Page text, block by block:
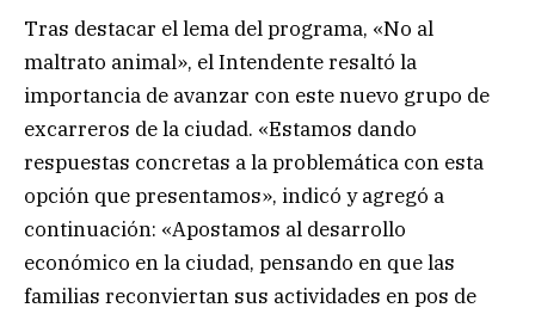
Tras destacar el lema del programa, «No al
maltrato animal», el Intendente resaltó la
importancia de avanzar con este nuevo grupo de
excarreros de la ciudad. «Estamos dando
respuestas concretas a la problemática con esta
opción que presentamos», indicó y agregó a
continuación: «Apostamos al desarrollo
económico en la ciudad, pensando en que las
familias reconviertan sus actividades en pos de